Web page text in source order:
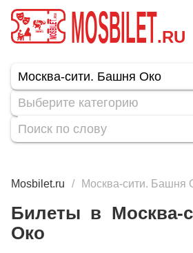
MOSBILET.RU
Выберите категорию
Mosbilet.ru Москва-сити. Башня
Билеты в Москва-
Око